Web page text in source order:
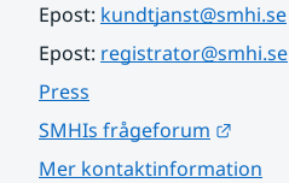
Epost: kundtjanst@smhi.se
Epost: registrator@smhi.se
Press
SMHIs frågeforum
Mer kontaktinformation